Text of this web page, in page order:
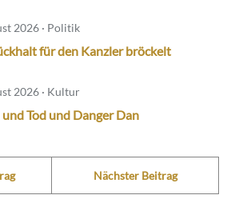
2026 · Politik
für den Kanzler bröckelt
2026 · Kultur
Tod und Danger Dan
Nächster Beitrag